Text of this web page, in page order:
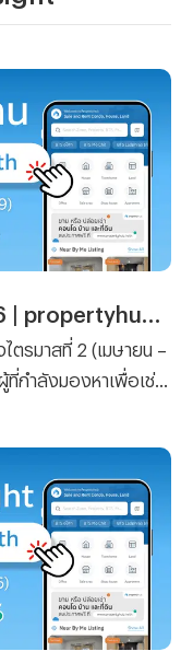
ตรมาสที่ 2 (เมษายน –
าะห์พฤติกรรมผู้ใช้